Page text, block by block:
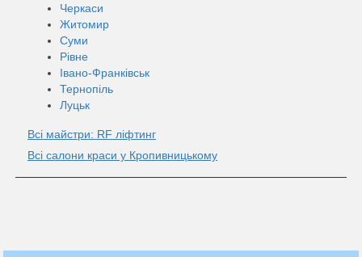
Черкаси
Житомир
Суми
Рівне
Івано-Франківськ
Тернопіль
Луцьк
Всі майстри: RF ліфтинг
Всі салони краси у Кропивницькому